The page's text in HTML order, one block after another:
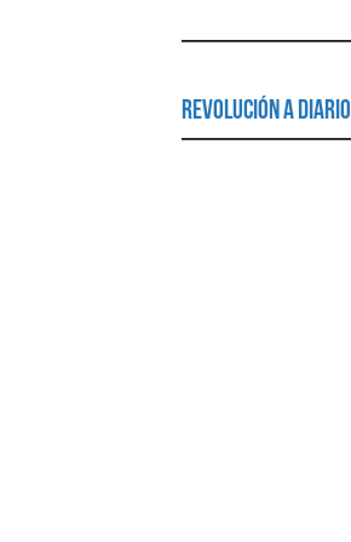
Revolución a Diario